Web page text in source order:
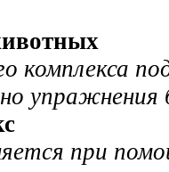
комплекса
упражнения
при